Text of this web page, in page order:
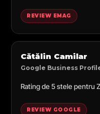
REVIEW EMAG
Cătălin Camilar
Google Business
Rating de 5 stele pentru
REVIEW GOOGLE